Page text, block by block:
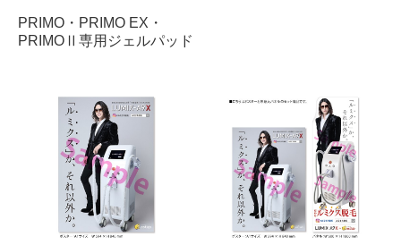
PRIMO・PRIMO EX・
PRIMOⅡ専用ジェルパッド